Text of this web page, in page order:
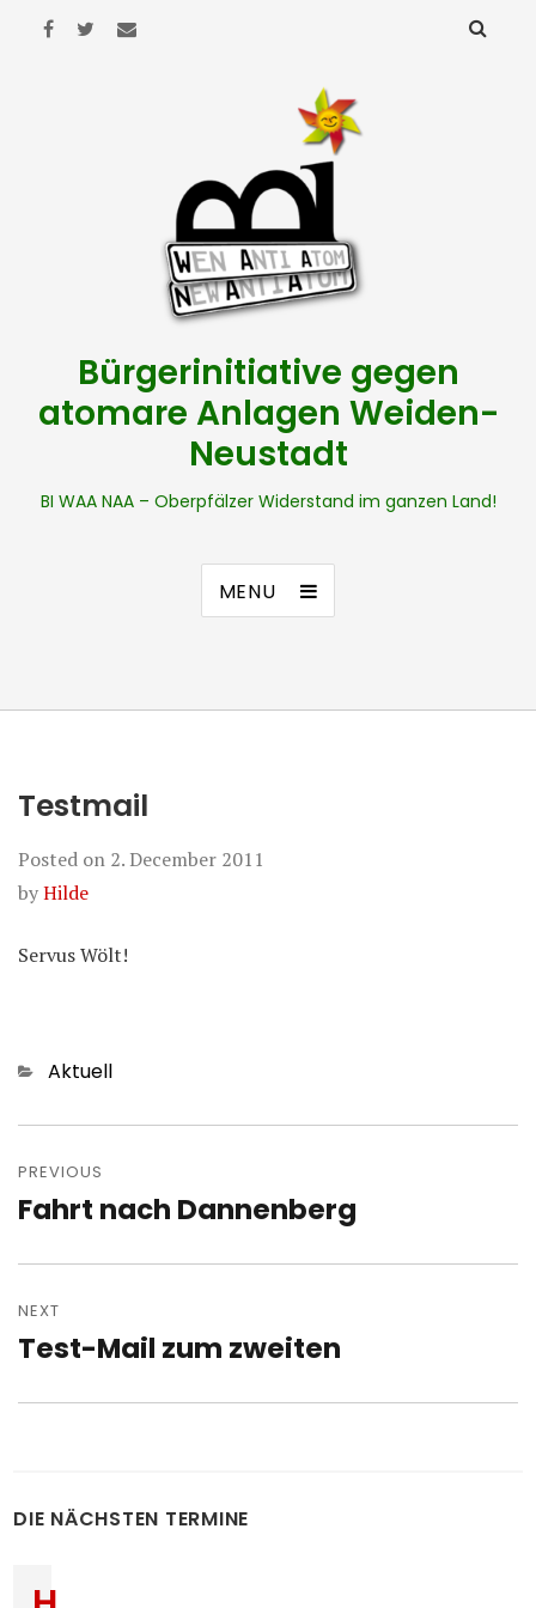
Bürgerinitiative gegen
atomare Anlagen Weiden-
Neustadt
BI WAA NAA – Oberpfälzer Widerstand im ganzen Land!
MENU
Testmail
Posted on 2. December 2011
byHilde
Servus Wölt!
Categories
Aktuell
navigation
PREVIOUS
Previous
Fahrt nach Dannenberg
NEXT
Next
Test-Mail zum zweiten
DIE NÄCHSTEN TERMINE